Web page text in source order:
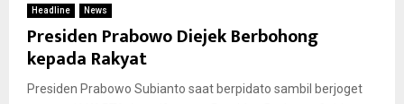
Headline News
Presiden Prabowo Diejek Berbohong
kepada Rakyat
Presiden Prabowo Subianto saat berpidato sambil berjoget